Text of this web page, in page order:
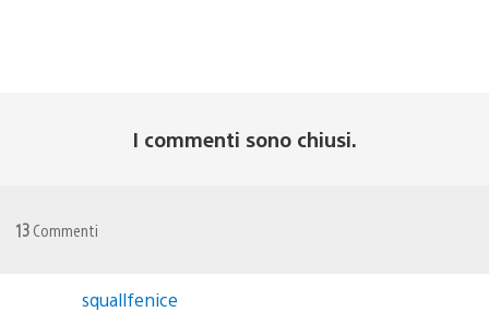
I commenti sono chiusi.
13 Commenti
squallfenice